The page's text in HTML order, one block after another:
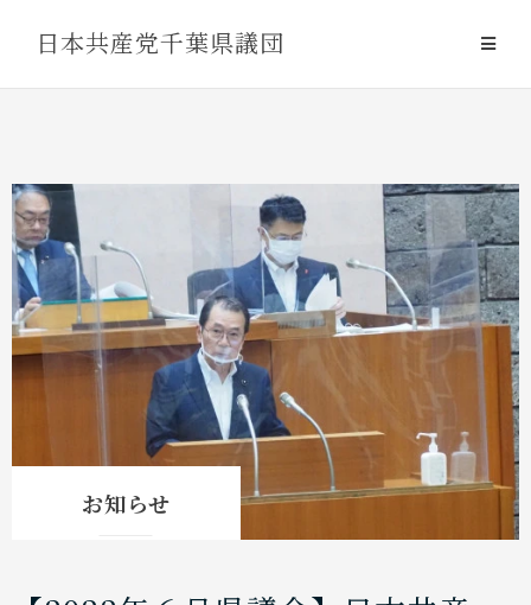
日本共産党千葉県議団
お知らせ